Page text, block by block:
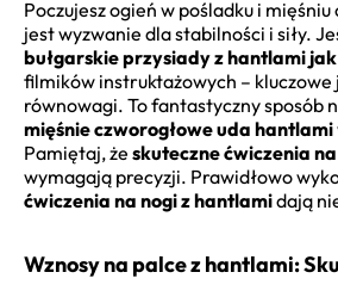
Poczujesz ogień w pośladku i
jest wyzwanie dla stabilności i siły.
bułgarskie przysiady z hantlami
filmików instruktażowych –
równowagi. To fantastyczny sposób
mięśnie czworogłowe uda hantlami
Pamiętaj, że skuteczne ćwiczenia
wymagają precyzji. Prawidłowo
ćwiczenia na nogi z hantlamidają
Wznosy na palce z hantlami: